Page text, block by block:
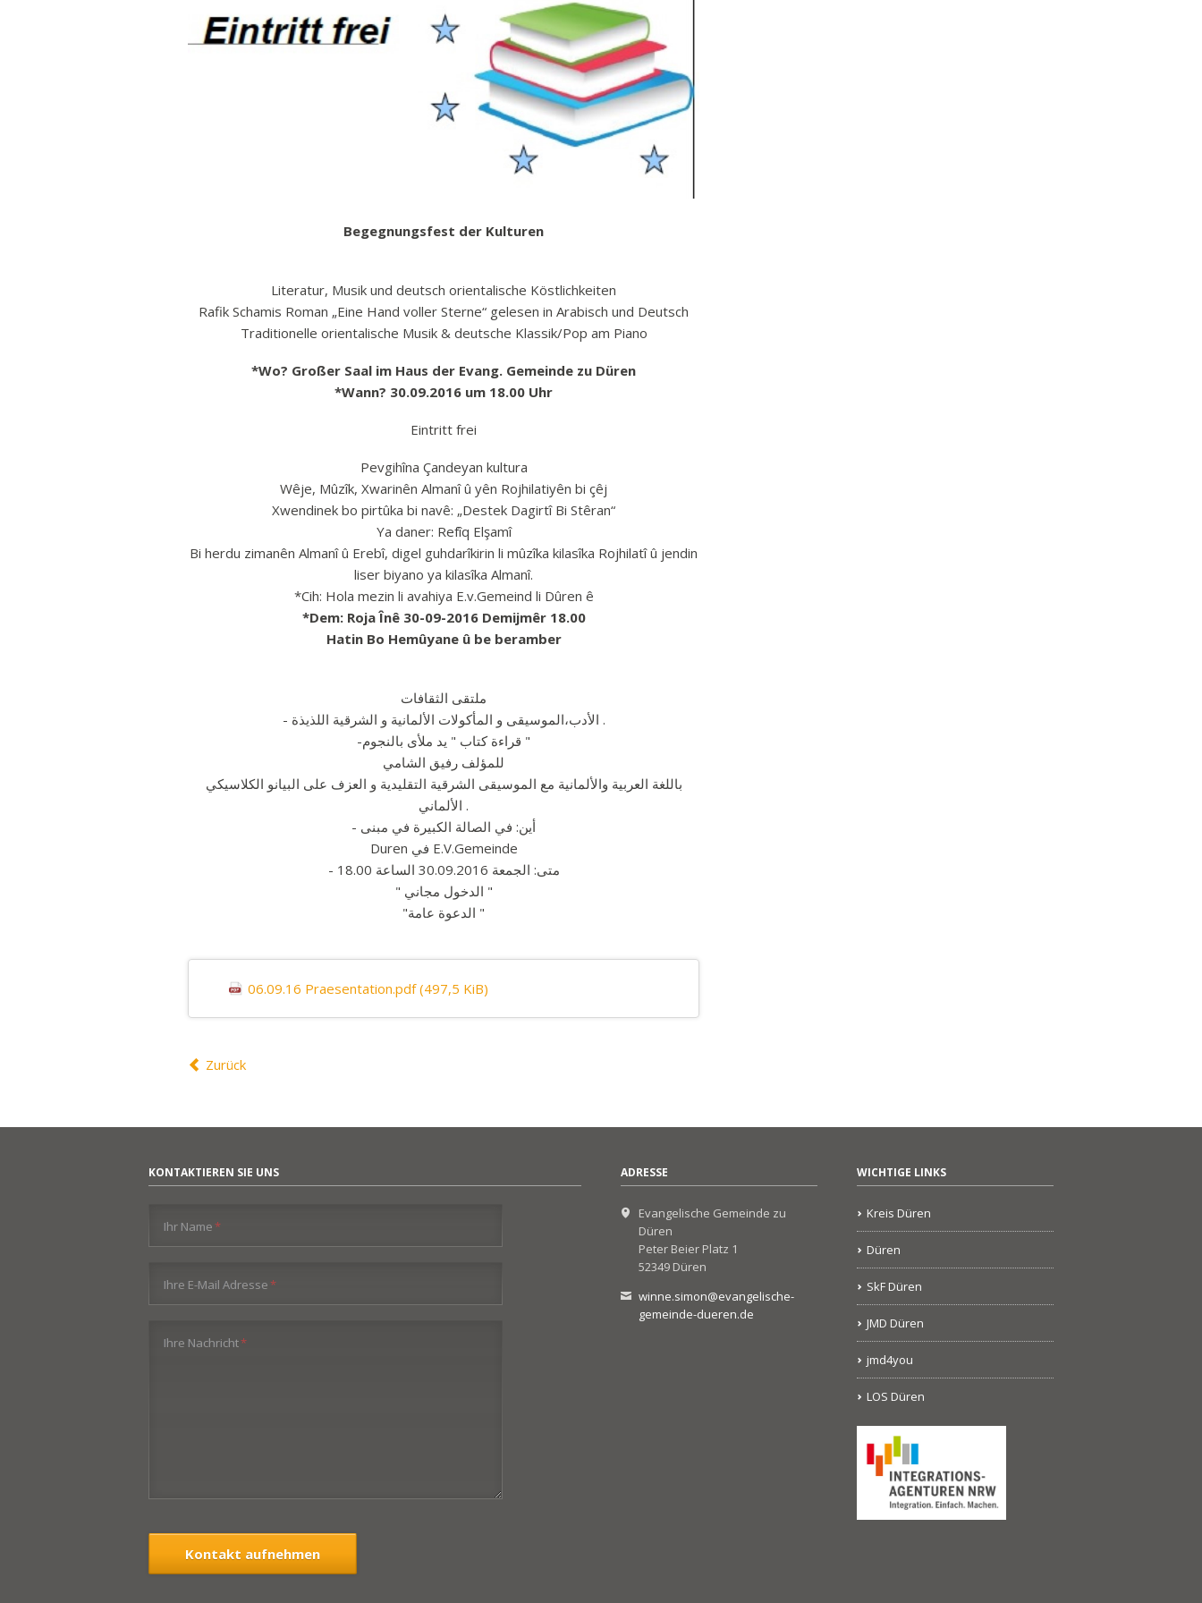
Bank
Rundfunkbeitrag
Begegnungsfest der Kulturen
Literatur, Musik und deutsch orientalische Köstlichkeiten
Rafik Schamis Roman „Eine Hand voller Sterne“ gelesen in Arabisch und Deutsch
Traditionelle orientalische Musik & deutsche Klassik/Pop am Piano
*Wo? Großer Saal im Haus der Evang. Gemeinde zu Düren
*Wann? 30.09.2016 um 18.00 Uhr
Eintritt frei
Pevgihîna Çandeyan kultura
Wêje, Mûzîk, Xwarinên Almanî û yên Rojhilatiyên bi çêj
Xwendinek bo pirtûka bi navê: „Destek Dagirtî Bi Stêran“
Ya daner: Refîq Elşamî
Bi herdu zimanên Almanî û Erebî, digel guhdarîkirin li mûzîka kilasîka Rojhilatî û jendin
liser biyano ya kilasîka Almanî.
*Cih: Hola mezin li avahiya E.v.Gemeind li Dûren ê
*Dem: Roja Înê 30-09-2016 Demijmêr 18.00
Hatin Bo Hemûyane û be beramber
ملتقى الثقافات
- الأدب،الموسيقى و المأكولات الألمانية و الشرقية اللذيذة .
-قراءة كتاب " يد ملأى بالنجوم "
للمؤلف رفيق الشامي
باللغة العربية والألمانية مع الموسيقى الشرقية التقليدية و العزف على البيانو الكلاسيكي
الألماني .
- أين: في الصالة الكبيرة في مبنى
Duren في E.V.Gemeinde
- متى: الجمعة 30.09.2016 الساعة 18.00
" الدخول مجاني "
"الدعوة عامة "
06.09.16 Praesentation.pdf(497,5 KiB)
Zurück
KONTAKTIEREN SIE UNS
Pflichtfeld
Ihr Name*
Pflichtfeld
Ihre E-Mail Adresse*
Pflichtfeld
Ihre Nachricht*
Kontakt aufnehmen
ADRESSE
Evangelische Gemeinde zu
Düren
Peter Beier Platz 1
52349 Düren
winne.simon@evangelische-
gemeinde-dueren.de
WICHTIGE LINKS
Kreis Düren
Düren
SkF Düren
JMD Düren
jmd4you
LOS Düren